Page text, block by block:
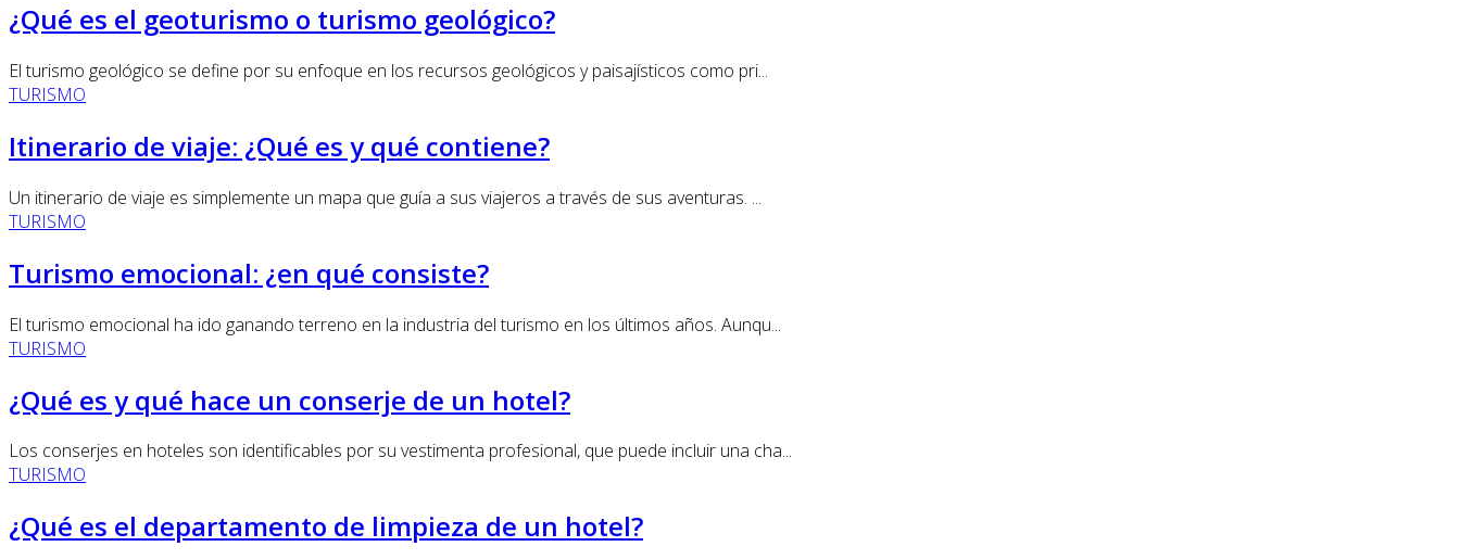
¿Qué es el geoturismo o turismo geológico?
El turismo geológico se define por su enfoque en los recursos geológicos y paisajísticos como pri...
TURISMO
Itinerario de viaje: ¿Qué es y qué contiene?
Un itinerario de viaje es simplemente un mapa que guía a sus viajeros a través de sus aventuras. ...
TURISMO
Turismo emocional: ¿en qué consiste?
El turismo emocional ha ido ganando terreno en la industria del turismo en los últimos años. Aunqu...
TURISMO
¿Qué es y qué hace un conserje de un hotel?
Los conserjes en hoteles son identificables por su vestimenta profesional, que puede incluir una cha...
TURISMO
¿Qué es el departamento de limpieza de un hotel?